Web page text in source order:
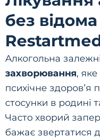
без
Алкогольна
захворювання,
психічне здоров’я
стосунки в родині
Часто хворий
бажає звертатися